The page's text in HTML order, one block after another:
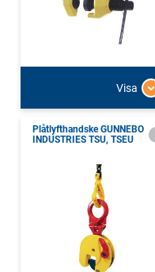
Visa
Plåtlyfthandske GUNNEBO
INDUSTRIES TSU, TSEU